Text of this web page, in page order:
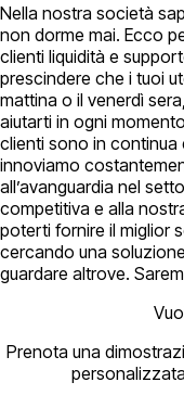
Nella nostra società
non dorme mai. Ecco
clienti liquidità e
prescindere che i tuoi
mattina o il venerdì
aiutarti in ogni
clienti sono in continua
innoviamo
all’avanguardia nel
competitiva e alla
poterti fornire il miglior
cercando una
guardare altrove.
Prenota una